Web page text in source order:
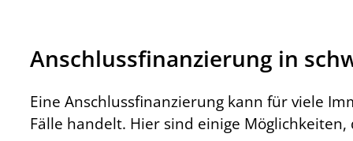
Anschlussfinanzierung in
Eine Anschlussfinanzierung kann für viele
Fälle handelt. Hier sind einige